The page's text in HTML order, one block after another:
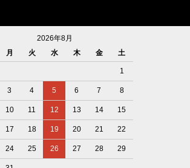
2026年8月
月 火 水 木 金 土
1
3 4 5 6 7 8
10 11 12 13 14 15
17 18 19 20 21 22
24 25 26 27 28 29